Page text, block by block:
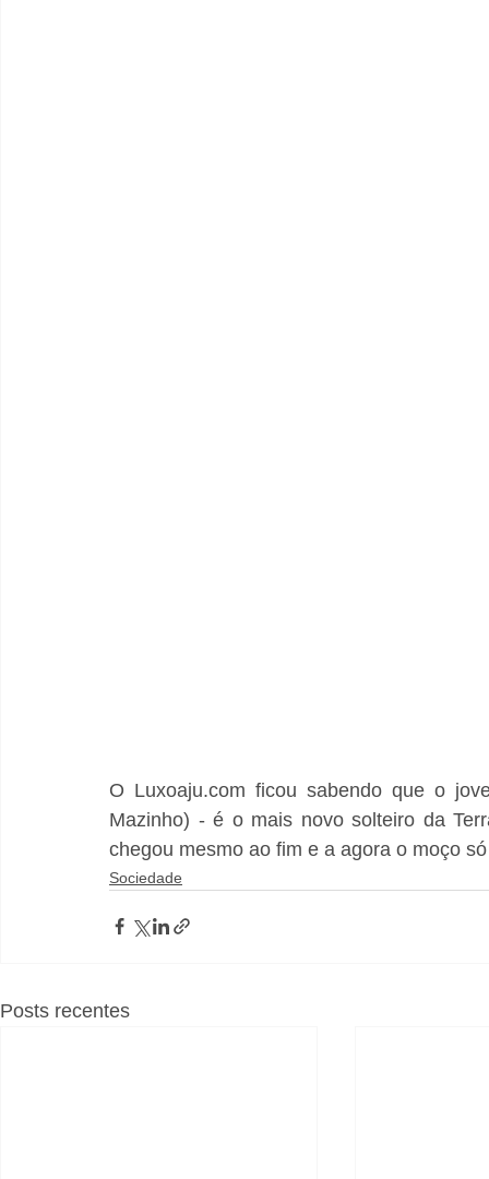
O Luxoaju.com ficou sabendo que o
Mazinho) - é o mais novo solteiro da
chegou mesmo ao fim e a agora o moço
Sociedade
Posts recentes